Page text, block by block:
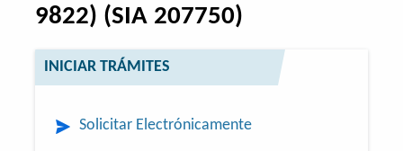
9822) (SIA 207750)
INICIAR TRÁMITES
Solicitar Electrónicamente